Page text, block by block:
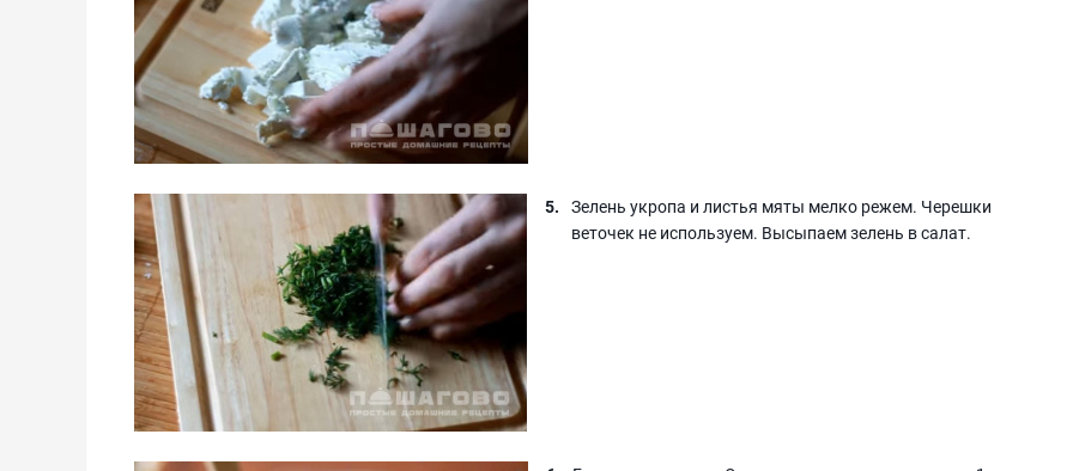
Зелень укропа и листья мяты мелко режем. Черешки
веточек не используем. Высыпаем зелень в салат.